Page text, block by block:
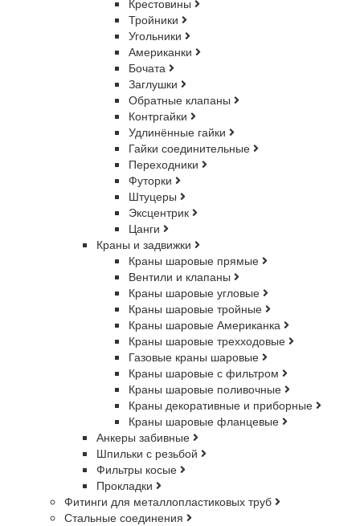
Тройники
Угольники
Американки
Бочата
Заглушки
Обратные клапаны
Контргайки
Удлинённые гайки
Гайки соединительные
Переходники
Футорки
Штуцеры
Эксцентрик
Цанги
Краны и задвижки
Краны шаровые прямые
Вентили и клапаны
Краны шаровые угловые
Краны шаровые тройные
Краны шаровые Американка
Краны шаровые трехходовые
Газовые краны шаровые
Краны шаровые с фильтром
Краны шаровые поливочные
Краны декоративные и приборные
Краны шаровые фланцевые
Анкеры забивные
Шпильки с резьбой
Фильтры косые
Прокладки
Фитинги для металлопластиковых труб
Стальные соединения